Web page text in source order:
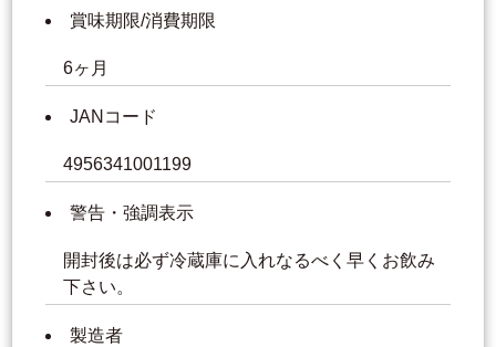
賞味期限/消費期限
6ヶ月
JANコード
4956341001199
警告・強調表示
開封後は必ず冷蔵庫に入れなるべく早くお飲み
下さい。
製造者